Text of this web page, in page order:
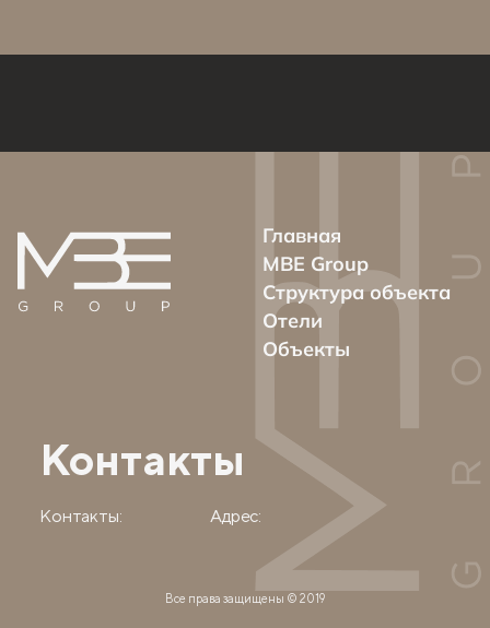
Главная
MBE Group
Структура объекта
Отели
Объекты
Контакты
Контакты: Адрес:
Все права защищены © 2019